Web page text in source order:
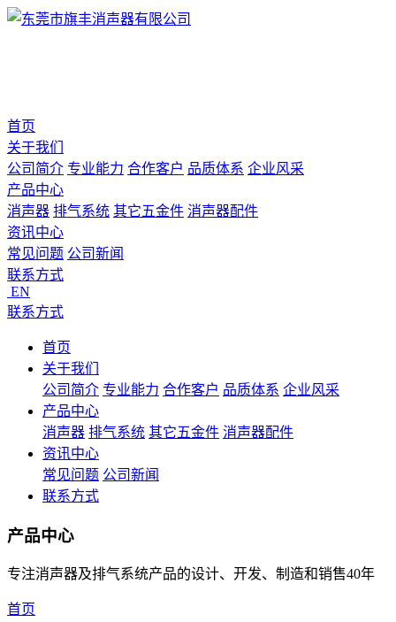
首页
关于我们
公司简介 专业能力 合作客户 品质体系 企业风采
产品中心
消声器 排气系统 其它五金件 消声器配件
资讯中心
常见问题 公司新闻
联系方式
EN
联系方式
首页
关于我们
公司简介 专业能力 合作客户 品质体系 企业风采
产品中心
消声器 排气系统 其它五金件 消声器配件
资讯中心
常见问题 公司新闻
联系方式
产品中心
专注消声器及排气系统产品的设计、开发、制造和销售40年
首页